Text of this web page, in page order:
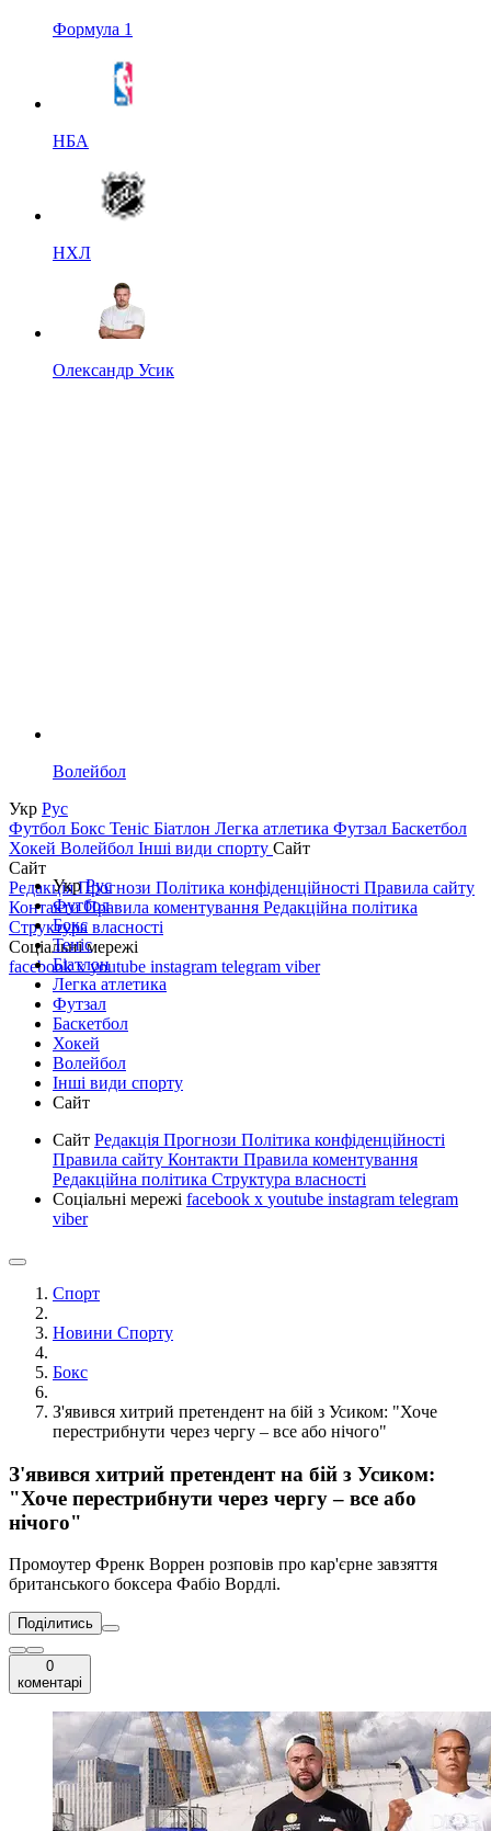
Формула 1
НБА
НХЛ
Олександр Усик
Волейбол
Укр Рус
Футбол Бокс Теніс Біатлон Легка атлетика Футзал Баскетбол
Хокей Волейбол Інші види спорту Сайт
Сайт
РедакціяПрогнози Політика конфіденційності Правила сайту
КонтактиПравила коментування Редакційна політика
Структура власності
Соціальні мережі
facebookxyoutube instagram telegram viber
УкрРус
Футбол
Бокс
Теніс
Біатлон
Легка атлетика
Футзал
Баскетбол
Хокей
Волейбол
Інші види спорту
Сайт
Сайт Редакція Прогнози Політика конфіденційності
Правила сайту Контакти Правила коментування
Редакційна політика Структура власності
Соціальні мережі facebook x youtube instagram telegram
viber
Спорт
Новини Спорту
Бокс
З'явився хитрий претендент на бій з Усиком: "Хоче
перестрибнути через чергу – все або нічого"
З'явився хитрий претендент на бій з Усиком:
"Хоче перестрибнути через чергу – все або
нічого"
Промоутер Френк Воррен розповів про кар'єрне завзяття
британського боксера Фабіо Вордлі.
Поділитись
0
коментарі